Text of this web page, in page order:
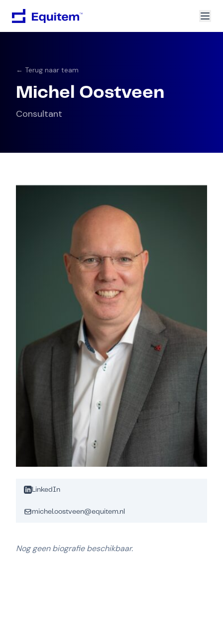
← Terug naar team
Michel Oostveen
Consultant
LinkedIn
michel.oostveen@equitem.nl
Nog geen biografie beschikbaar.